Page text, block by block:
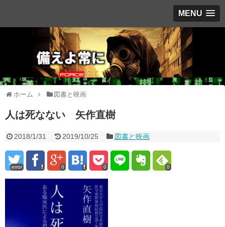
MENU
ホーム 図書と映画
人は死なない 矢作直樹
2018/1/31 2019/10/25 図書と映画
error 0 0 0